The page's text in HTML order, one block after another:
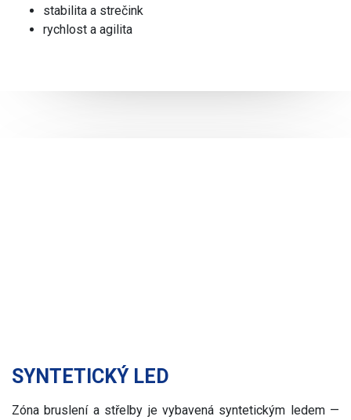
stabilita a strečink
rychlost a agilita
SYNTETICKÝ LED
Zóna bruslení a střelby je vybavená syntetickým ledem —